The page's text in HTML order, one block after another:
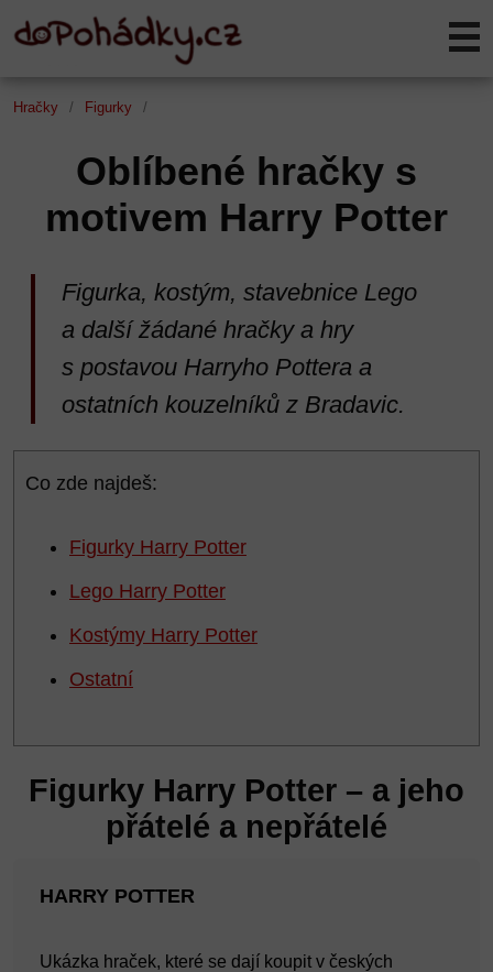
Hračky Figurky
Oblíbené hračky s
motivem Harry Potter
Figurka, kostým, stavebnice Lego
a další žádané hračky a hry
s postavou Harryho Pottera a
ostatních kouzelníků z Bradavic.
Co zde najdeš:
Figurky Harry Potter
Lego Harry Potter
Kostýmy Harry Potter
Ostatní
Figurky Harry Potter – a jeho
přátelé a nepřátelé
HARRY POTTER
Ukázka hraček, které se dají koupit v českých